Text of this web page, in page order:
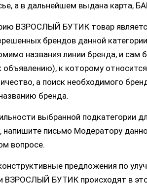
а в дальнейшем выдана карта,
ВЗРОСЛЫЙ БУТИК товар
брендов данной
названия линии бренда, и сам
объявлению), к которому
а поиск необходимого
бренда.
выбранной подкатегории
напишите письмо Модератору
вопросе.
предложения по
ВЗРОСЛЫЙ БУТИК происходят в